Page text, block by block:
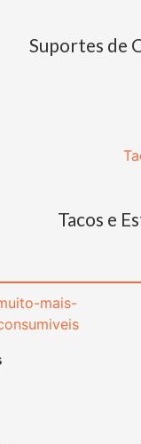
Suportes de
Tacos e